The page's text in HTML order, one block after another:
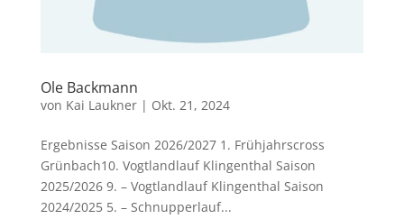
Ole Backmann
von Kai Laukner| Okt. 21, 2024
Ergebnisse Saison 2026/2027 1. Frühjahrscross
Grünbach10. Vogtlandlauf Klingenthal Saison
2025/2026 9. – Vogtlandlauf Klingenthal Saison
2024/2025 5. – Schnupperlauf...